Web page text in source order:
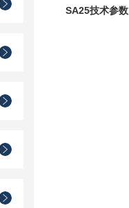
SA25技术参数||